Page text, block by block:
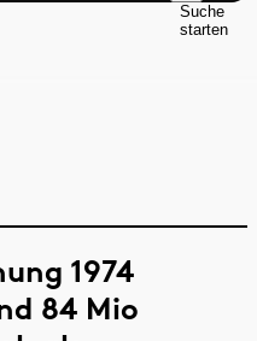
Suche
starten
1974
84 Mio